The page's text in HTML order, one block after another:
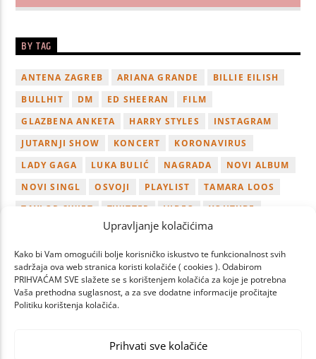
Upravljanje kolačićima
Kako bi Vam omogućili bolje korisničko iskustvo te funkcionalnost svih
sadržaja ova web stranica koristi kolačiće ( cookies ). Odabirom
PRIHVAĆAM SVE slažete se s korištenjem kolačića za koje je potrebna
Vaša prethodna suglasnost, a za sve dodatne informacije pročitajte
Politiku korištenja kolačića.
Prihvati sve kolačiće
BY TAG
ANTENA ZAGREB ARIANA GRANDE
BILLIE EILISH
BULLHIT
DM ED SHEERAN
FILM
GLAZBENA ANKETA
HARRY STYLES
INSTAGRAM
JUTARNJI SHOW
KONCERT
KORONAVIRUS
LADY GAGA
LUKA BULIĆ NAGRADA
NOVI ALBUM
NOVI SINGL
OSVOJI PLAYLIST
TAMARA LOOS
TAYLOR SWIFT
TWITTER VIDEO
YOUTUBE